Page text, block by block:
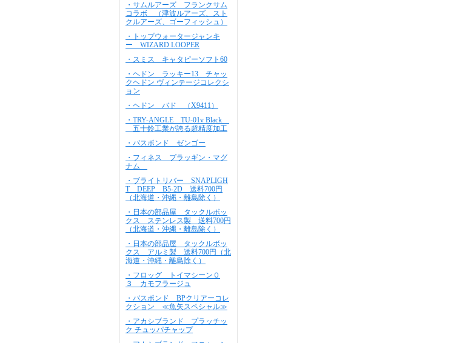
・サムルアーズ フランクサム
コラボ （津波ルアーズ、スト
クルアーズ、ゴーフィッシュ）
・トップウォータージャンキ
ー WIZARD LOOPER
・スミス キャタピーソフト60
・ヘドン ラッキー13 チャッ
クヘドン ヴィンテージコレクシ
ョン
・ヘドン バド （X9411）
・TRY-ANGLE TU-01v Black
五十鈴工業が誇る超精度加工
・バスポンド ゼンゴー
・フィネス プラッギン・マグ
ナム
・ブライトリバー SNAPLIGH
T DEEP B5-2D 送料700円
（北海道・沖縄・離島除く）
・日本の部品屋 タックルボッ
クス ステンレス製 送料700円
（北海道・沖縄・離島除く）
・日本の部品屋 タックルボッ
クス アルミ製 送料700円（北
海道・沖縄・離島除く）
・フロッグ トイマシーン０
３ カモフラージュ
・バスポンド BPクリアーコレ
クション ≪魚矢スペシャル≫
・アカシブランド プラッチッ
ク チュッパチャップ